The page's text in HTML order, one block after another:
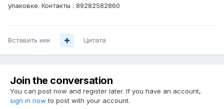
упаковке. Контакты : 89282582860
Вставить ник Цитата
Join the conversation
You can post now and register later. If you have an account,
sign in now to post with your account.